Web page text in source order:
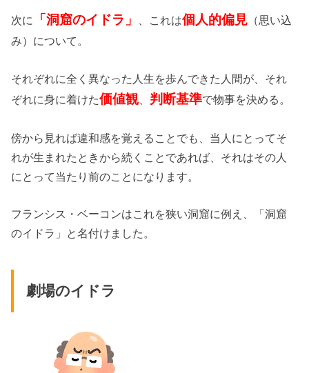
次に 「洞窟のイドラ」 、これは個人的偏見 （思い込
み）について。
それぞれに全く異なった人生を歩んできた人間が、それ
ぞれに身に着けた価値観 判断基準で物事を決める。
傍から見れば違和感を覚えることでも、当人にとってそ
れが生まれたときから続くことであれば、それはその人
にとって当たり前のことになります。
フランシス・ベーコンはこれを狭い洞窟に例え、「洞窟
のイドラ」と名付けました。
劇場のイドラ